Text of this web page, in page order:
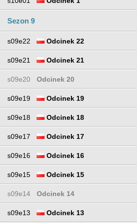
Sezon 9
s09e22 Odcinek 22
s09e21 Odcinek 21
s09e20 Odcinek 20
s09e19 Odcinek 19
s09e18 Odcinek 18
s09e17 Odcinek 17
s09e16 Odcinek 16
s09e15 Odcinek 15
s09e14 Odcinek 14
s09e13 Odcinek 13